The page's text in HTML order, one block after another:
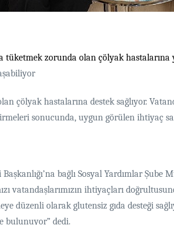
tüketmek zorunda olan çölyak hastalarına
çölyak hastalarına destek sağlıyor.
sonucunda, uygun görülen ihtiyaç
bağlı Sosyal Yardımlar
vatandaşlarımızın ihtiyaçları
düzenli olarak glutensiz gıda desteği
bulunuyor” dedi.